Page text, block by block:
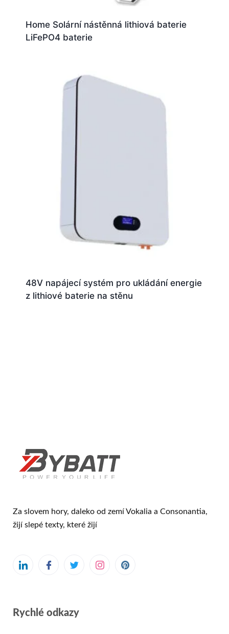
Home Solární nástěnná lithiová baterie
LiFePO4 baterie
48V napájecí systém pro ukládání energie
z lithiové baterie na stěnu
Za slovem hory, daleko od zemí Vokalia a Consonantia,
žijí slepé texty, které žijí
Rychlé odkazy